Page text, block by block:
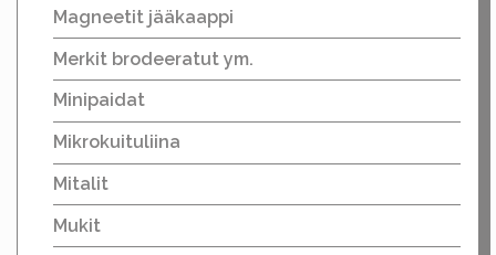
Magneetit jääkaappi
Merkit brodeeratut ym.
Minipaidat
Mikrokuituliina
Mitalit
Mukit